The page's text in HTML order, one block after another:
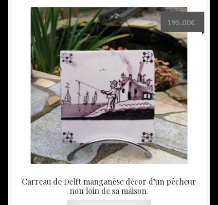
Carreau de Delft manganèse décor d’un pêcheur
non loin de sa maison.
195,00€